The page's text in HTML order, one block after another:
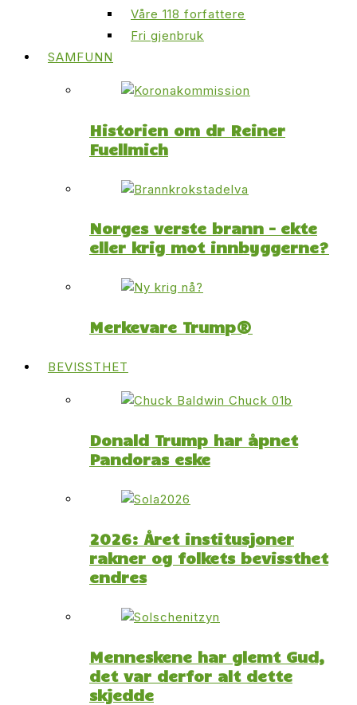
Våre 118 forfattere
Fri gjenbruk
SAMFUNN
Historien om dr Reiner
Fuellmich
Norges verste brann – ekte
eller krig mot innbyggerne?
Merkevare Trump®
BEVISSTHET
Donald Trump har åpnet
Pandoras eske
2026: Året institusjoner
rakner og folkets bevissthet
endres
Menneskene har glemt Gud,
det var derfor alt dette
skjedde